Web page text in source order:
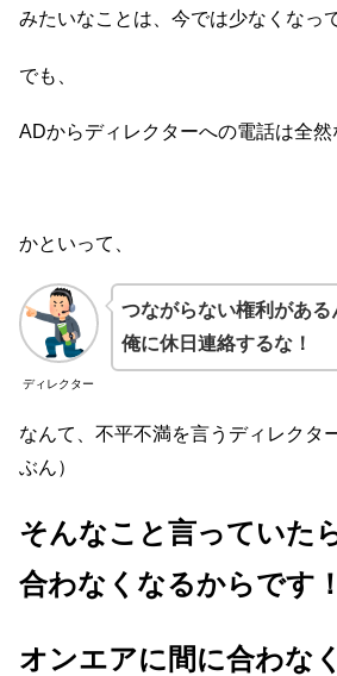
みたいなことは、今では少なくなっ
でも、
ADからディレクターへの電話は全然
かといって、
ディレクター
つながらない権利がある
俺に休日連絡するな！
なんて、不平不満を言うディレクタ
ぶん）
そんなこと言っていた
合わなくなるからです！
オンエアに間に合わな